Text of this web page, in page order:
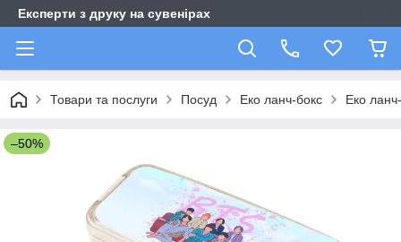
Експерти з друку на сувенірах
Товари та послуги Посуд Еко ланч-бокс Еко
–50%